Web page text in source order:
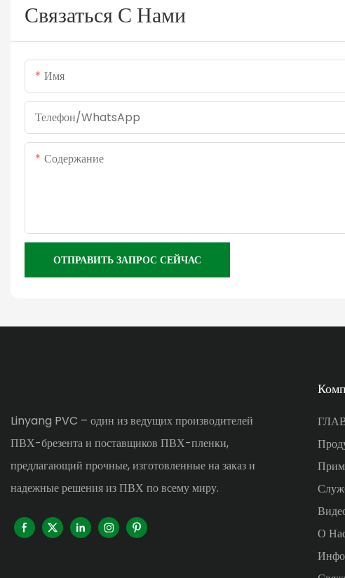
Связаться С Нами
Имя
Телефон/WhatsApp
Содержание
ОТПРАВИТЬ ЗАПРОС СЕЙЧАС
Linyang PVC – один из ведущих производителей
ПВХ-брезента и поставщиков ПВХ-пленки,
предлагающий прочные, изготовленные на заказ и
надежные решения из ПВХ по всему миру.
О